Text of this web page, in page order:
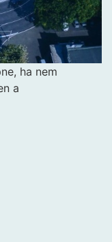
ha nem
a